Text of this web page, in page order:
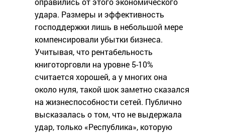
удара. Размеры и эффективность
господдержки лишь в небольшой мере
компенсировали убытки бизнеса.
Учитывая, что рентабельность
книготорговли на уровне 5-10%
считается хорошей, а у многих она
около нуля, такой шок заметно сказался
на жизнеспособности сетей. Публично
высказалась о том, что не выдержала
удар, только «Республика», которую